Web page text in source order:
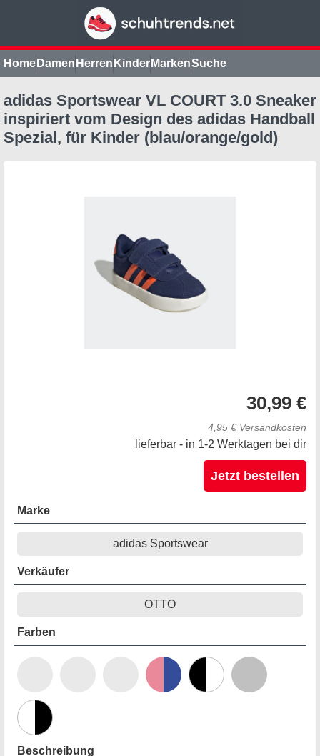
Home Damen Herren Kinder MarkenSuche
adidas Sportswear VL COURT 3.0 Sneaker
inspiriert vom Design des adidas Handball
Spezial, für Kinder (blau/orange/gold)
30,99 €
4,95 € Versandkosten
lieferbar - in 1-2 Werktagen bei dir
Jetzt bestellen
Marke
adidas Sportswear
Verkäufer
OTTO
Farben
Beschreibung